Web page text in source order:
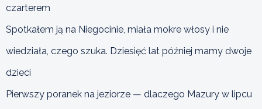
czarterem
Spotkałem ją na Niegocinie, miała mokre włosy i nie
wiedziała, czego szuka. Dziesięć lat później mamy dwoje
dzieci
Pierwszy poranek na jeziorze — dlaczego Mazury w lipcu